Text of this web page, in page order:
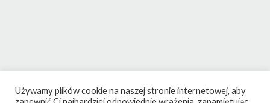
Używamy plików cookie na naszej stronie internetowej, aby